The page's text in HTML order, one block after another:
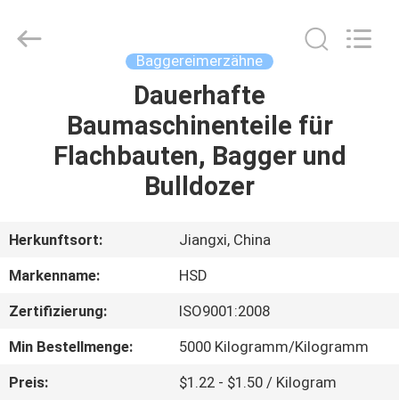
PRODUKTE
UNS
AUSFLUG
QUALITÄTSKONTROLLE
Parts
Co.,Ltd.
Baggereimerzähne
Dauerhafte
Baumaschinenteile für
Flachbauten, Bagger und
Bulldozer
Herkunftsort:
Jiangxi, China
Markenname:
HSD
Zertifizierung:
ISO9001:2008
Min Bestellmenge:
5000 Kilogramm/Kilogramm
Preis:
$1.22 - $1.50 / Kilogram